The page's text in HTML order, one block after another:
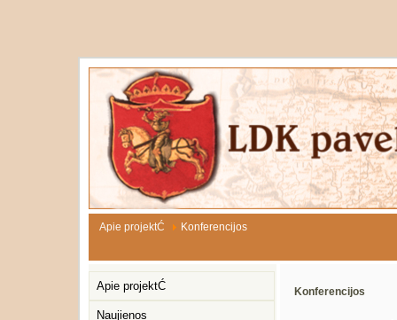
Apie projektĆ Konferencijos
Konferencijos
Apie projektĆ
Naujienos